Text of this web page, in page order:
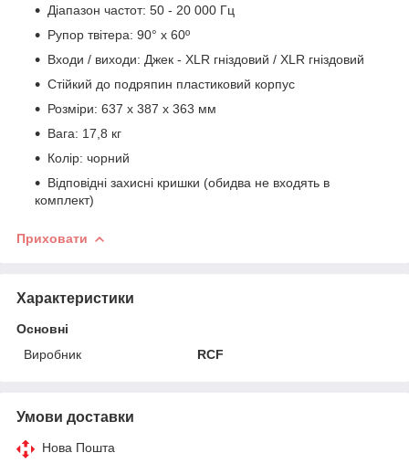
Діапазон частот: 50 - 20 000 Гц
Рупор твітера: 90° x 60º
Входи / виходи: Джек - XLR гніздовий / XLR гніздовий
Стійкий до подряпин пластиковий корпус
Розміри: 637 x 387 x 363 мм
Вага: 17,8 кг
Колір: чорний
Відповідні захисні кришки (обидва не входять в
комплект)
Приховати
Характеристики
Основні
Виробник
RCF
Умови доставки
Нова Пошта